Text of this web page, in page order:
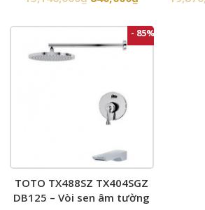
- 85%
TOTO TX488SZ TX404SGZ
DB125 – Vòi sen âm tường